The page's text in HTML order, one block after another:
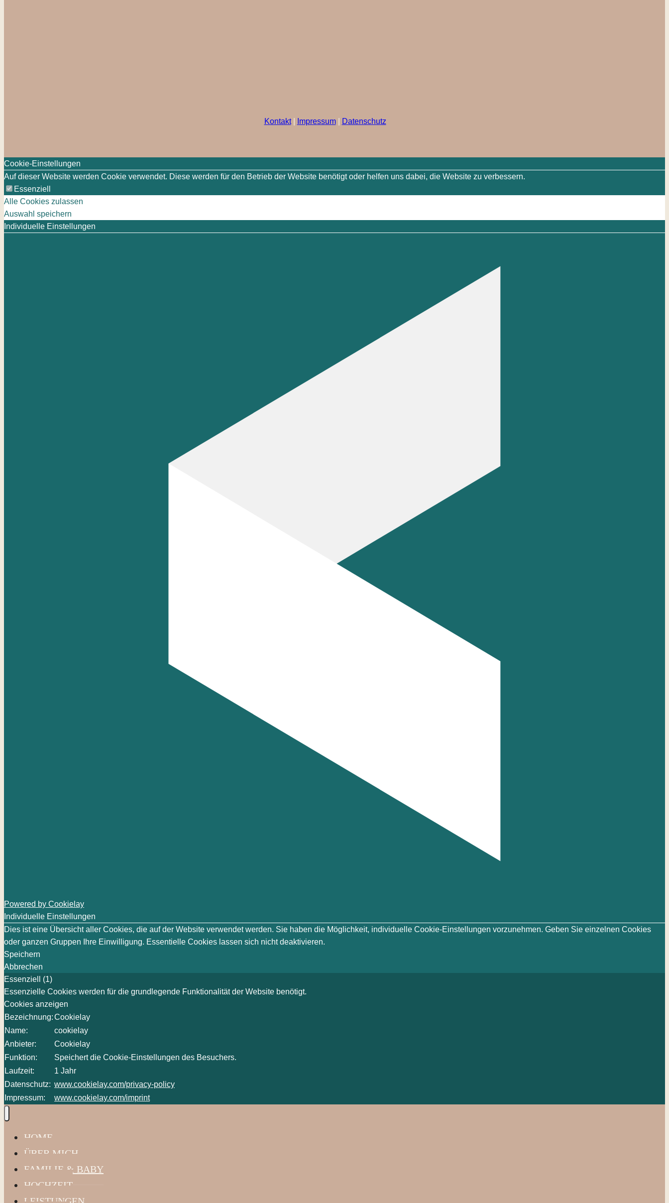
Kontakt| Impressum| Datenschutz
Cookie-Einstellungen
Auf dieser Website werden Cookie verwendet. Diese werden für den Betrieb der Website benötigt oder helfen uns dabei, die Website zu verbessern.
Essenziell
Alle Cookies zulassen
Auswahl speichern
Individuelle Einstellungen
Powered by Cookielay
Individuelle Einstellungen
Dies ist eine Übersicht aller Cookies, die auf der Website verwendet werden. Sie haben die Möglichkeit, individuelle Cookie-Einstellungen vorzunehmen. Geben Sie einzelnen Cookies
oder ganzen Gruppen Ihre Einwilligung. Essentielle Cookies lassen sich nicht deaktivieren.
Speichern
Abbrechen
Essenziell (1)
Essenzielle Cookies werden für die grundlegende Funktionalität der Website benötigt.
Cookies anzeigen
Bezeichnung:Cookielay
Name:
cookielay
Anbieter:
Cookielay
Funktion:
Speichert die Cookie-Einstellungen des Besuchers.
Laufzeit:
1 Jahr
Datenschutz: www.cookielay.com/privacy-policy
Impressum:
www.cookielay.com/imprint
HOME
ÜBER MICH
FAMILIE & BABY
HOCHZEIT